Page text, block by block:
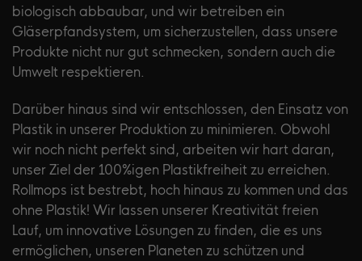
biologisch abbaubar, und wir betreiben ein
Gläserpfandsystem, um sicherzustellen, dass unsere
Produkte nicht nur gut schmecken, sondern auch die
Umwelt respektieren.
Darüber hinaus sind wir entschlossen, den Einsatz von
Plastik in unserer Produktion zu minimieren. Obwohl
wir noch nicht perfekt sind, arbeiten wir hart daran,
unser Ziel der 100%igen Plastikfreiheit zu erreichen.
Rollmops ist bestrebt, hoch hinaus zu kommen und das
ohne Plastik! Wir lassen unserer Kreativität freien
Lauf, um innovative Lösungen zu finden, die es uns
ermöglichen, unseren Planeten zu schützen und